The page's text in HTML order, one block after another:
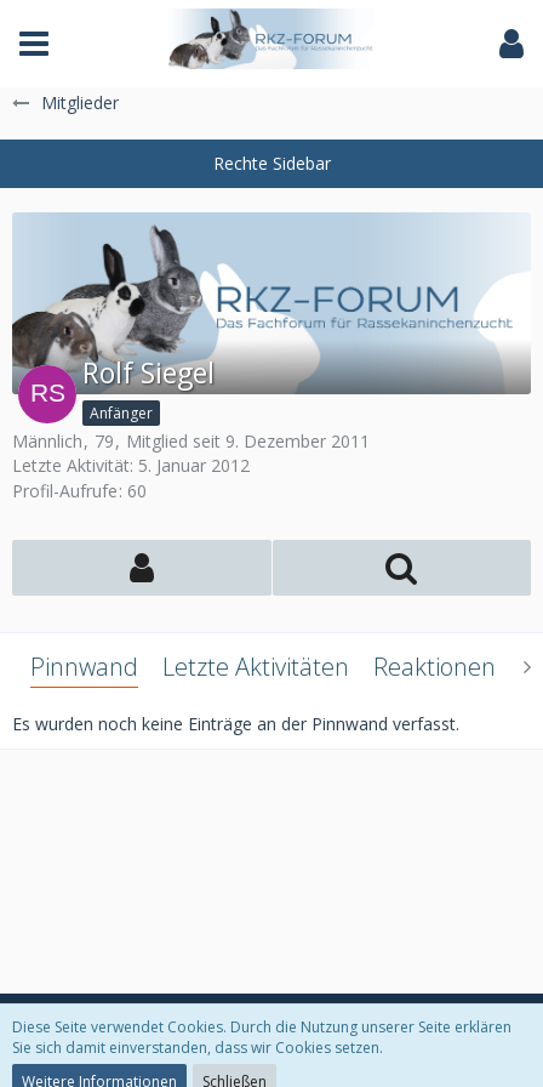
Das Fachforum der Rassekaninchenzucht
Mitglieder
Rolf Siegel
Anfänger
Männlich 79
Mitglied seit 9. Dezember 2011
Letzte Aktivität: 5. Januar 2012
Profil-Aufrufe 60
Pinnwand Letzte Aktivitäten Reaktionen
Es wurden noch keine Einträge an der Pinnwand verfasst.
Datenschutzerklärung Kontakt Impressum
Diese Seite verwendet Cookies. Durch die Nutzung unserer Seite erklären
Sie sich damit einverstanden, dass wir Cookies setzen.
Weitere Informationen
Schließen